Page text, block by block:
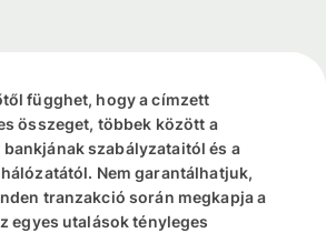
függhet, hogy a címzett
összeget, többek között a
szabályzataitól és a
Nem garantálhatjuk,
tranzakció során megkapja a
egyes utalások tényleges